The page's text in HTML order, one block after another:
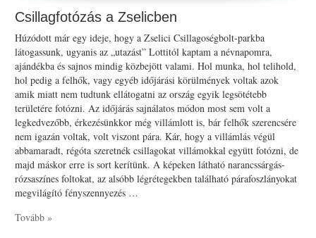
Csillagfotózás a Zselicben
Húzódott már egy ideje, hogy a Zselici Csillagoségbolt-parkba
látogassunk, ugyanis az „utazást” Lottitól kaptam a névnapomra,
ajándékba és sajnos mindig közbejött valami. Hol munka, hol telihold,
hol pedig a felhők, vagy egyéb időjárási körülmények voltak azok
amik miatt nem tudtunk ellátogatni az ország egyik legsötétebb
területére fotózni. Az időjárás sajnálatos módon most sem volt a
legkedvezőbb, érkezésünkkor még villámlott is, bár felhők szerencsére
nem igazán voltak, volt viszont pára. Kár, hogy a villámlás végül
abbamaradt, régóta szeretnék csillagokat villámokkal együtt fotózni, de
majd máskor erre is sort kerítünk. A képeken látható narancssárgás-
rózsaszínes foltokat, az alsóbb légrétegekben található párafoszlányokat
megvilágító fényszennyezés …
Tovább »